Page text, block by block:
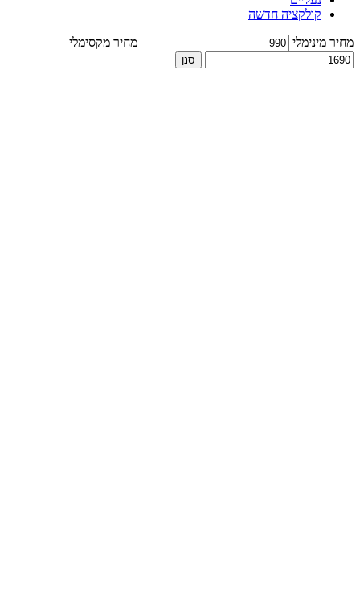
קולקציה חדשה
מחיר מינימלי מחיר מקסימלי
סנן